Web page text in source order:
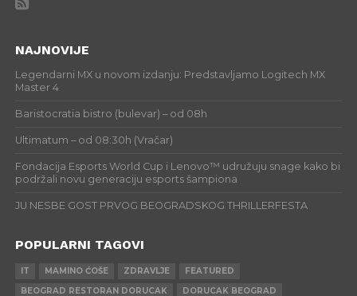
NAJNOVIJE
Legendarni MX u novom izdanju: Predstavljamo Logitech MX
Master 4
Baristocratia bistro (bulevar) – od 08h
Ultimatum – od 08:30h (Vračar)
Fondacija Esports World Cup i Lenovo™ udružuju snage kako bi
podržali novu generaciju esports šampiona
JU NESBE GOST PRVOG BEOGRADSKOG THRILLERFESTA
POPULARNI TAGOVI
IT MAMINO ĆOŠE ZDRAVLJE
FEATURED
BEOGRAD RESTORAN DORUCAK
DORUCAK BEOGRAD